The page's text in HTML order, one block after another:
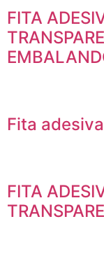
FITA
Fita
FITA